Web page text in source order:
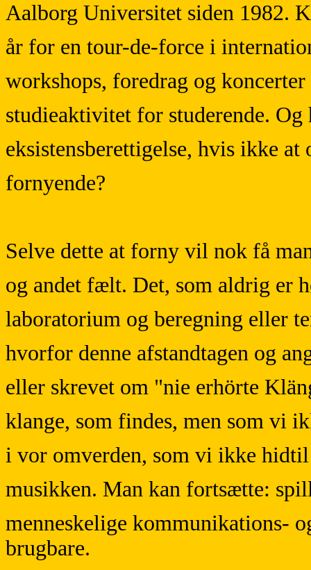
Aalborg Universitet siden 1982.
år for en tour-de-force i
workshops, foredrag og
studieaktivitet for studerende. Og
eksistensberettigelse, hvis ikke
fornyende?
Selve dette at forny vil nok få
og andet fælt. Det, som aldrig er
laboratorium og beregning eller
hvorfor denne afstandtagen og
eller skrevet om "nie erhörte
klange, som findes, men som vi
i vor omverden, som vi ikke
musikken. Man kan fortsætte:
menneskelige kommunikations-
brugbare.